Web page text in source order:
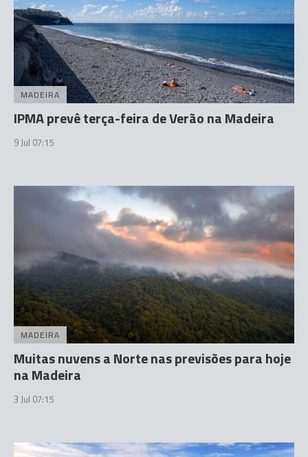
MADEIRA
IPMA prevê terça-feira de Verão na Madeira
9 Jul 07:15
MADEIRA
Muitas nuvens a Norte nas previsões para hoje
na Madeira
3 Jul 07:15